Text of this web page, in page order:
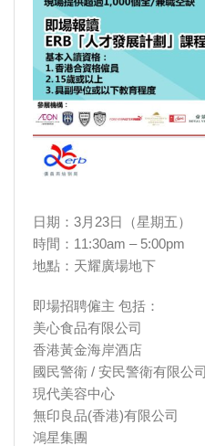
日期：3月23日（星期五）
時間：11:30am – 5:00pm
地點：天耀廣場地下
即場招聘僱主 包括：
美心食品有限公司
香港黃金海岸酒店
國民警衛 / 安民警衛有限公司
現代美容中心
無印良品(香港)有限公司
鴻星集團